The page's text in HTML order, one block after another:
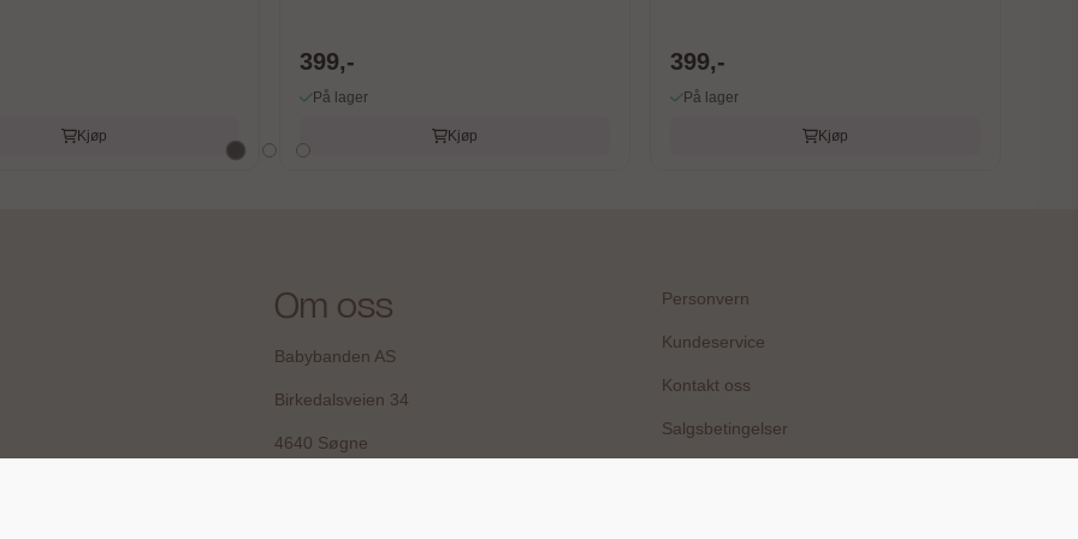
Kjøp
399,-
På lager
Kjøp
399,-
På lager
Kjøp
Om oss
Babybanden AS
Birkedalsveien 34
4640 Søgne
Personvern
Kundeservice
Kontakt oss
Salgsbetingelser